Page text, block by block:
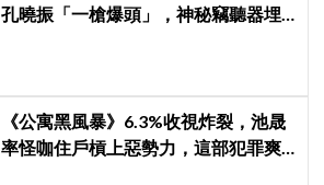
孔曉振「一槍爆頭」，神秘竊聽器埋
《公寓黑風暴》6.3%收視炸裂，池晟
率怪咖住戶槓上惡勢力，這部犯罪爽